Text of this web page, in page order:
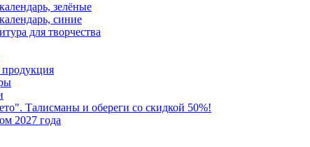
зелёные
синие
для творчества
Талисманы и обереги со скидкой 50%!
2027 года